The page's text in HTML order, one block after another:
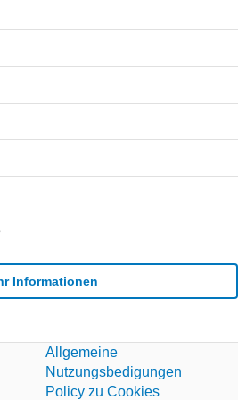
nur durch sehr schlechte
über die erwartete
Ihrer Kontakte (da die Qualität von der
Parteien abhängt).
Sie nach einem zuverlässigen und
VoIP-Client suchen, werden Sie es
zu schlagen. Der Kauf von Skype durch
hat die Plattform weiter stabilisiert und
Windows Live
um es auszuprobieren. Microsoft
Hosting seiner
Informationen
Allgemeine
Nutzungsbedigungen
Policy zu Cookies